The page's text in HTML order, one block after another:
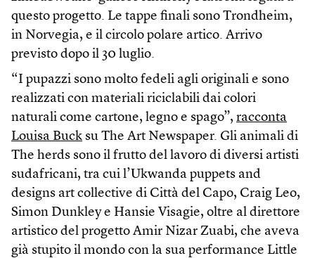
questo progetto. Le tappe finali sono Trondheim,
in Norvegia, e il circolo polare artico. Arrivo
previsto dopo il 30 luglio.
“I pupazzi sono molto fedeli agli originali e sono
realizzati con materiali riciclabili dai colori
naturali come cartone, legno e spago”, racconta
Louisa Buck su The Art Newspaper. Gli animali di
The herds sono il frutto del lavoro di diversi artisti
sudafricani, tra cui l’Ukwanda puppets and
designs art collective di Città del Capo, Craig Leo,
Simon Dunkley e Hansie Visagie, oltre al direttore
artistico del progetto Amir Nizar Zuabi, che aveva
già stupito il mondo con la sua performance Little